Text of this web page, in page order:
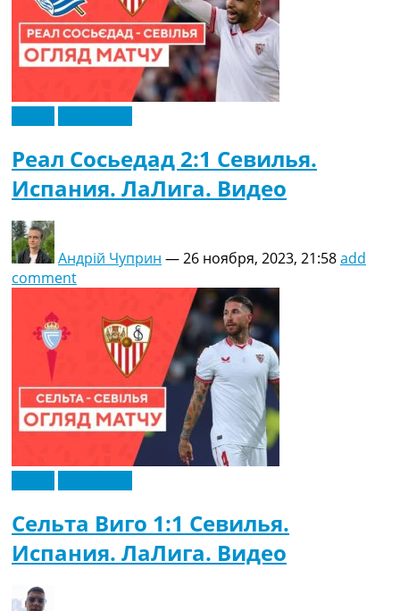
Реал Сосьедад 2:1 Севилья.
Испания. ЛаЛига. Видео
Андрій Чуприн —26 ноября, 2023, 21:58add
comment
Сельта Виго 1:1 Севилья.
Испания. ЛаЛига. Видео